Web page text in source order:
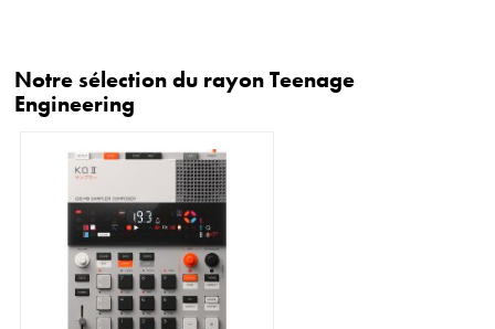
Notre sélection du rayon Teenage
Engineering